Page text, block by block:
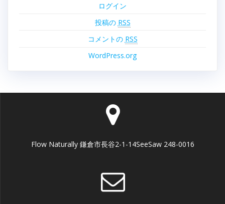
ログイン
投稿の RSS
コメントの RSS
WordPress.org
Flow Naturally 鎌倉市長谷2-1-14SeeSaw 248-0016